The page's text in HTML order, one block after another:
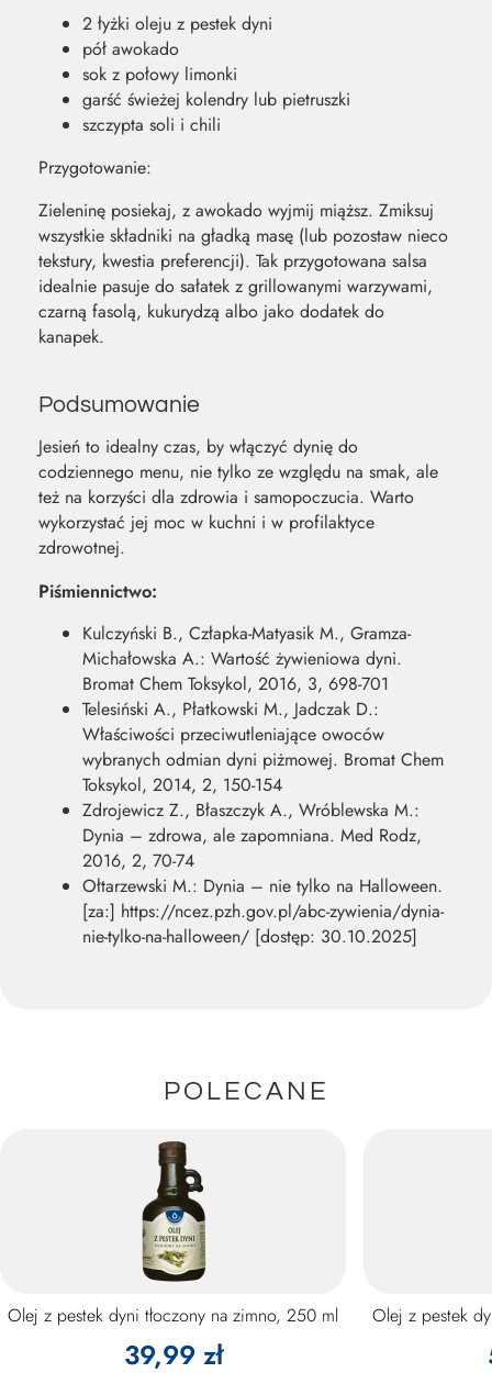
2 łyżki oleju z pestek dyni
pół awokado
sok z połowy limonki
garść świeżej kolendry lub pietruszki
szczypta soli i chili
Przygotowanie:
Zieleninę posiekaj, z awokado wyjmij miąższ. Zmiksuj
wszystkie składniki na gładką masę (lub pozostaw nieco
tekstury, kwestia preferencji). Tak przygotowana salsa
idealnie pasuje do sałatek z grillowanymi warzywami,
czarną fasolą, kukurydzą albo jako dodatek do
kanapek.
Podsumowanie
Jesień to idealny czas, by włączyć dynię do
codziennego menu, nie tylko ze względu na smak, ale
też na korzyści dla zdrowia i samopoczucia. Warto
wykorzystać jej moc w kuchni i w profilaktyce
zdrowotnej.
Piśmiennictwo:
Kulczyński B., Człapka-Matyasik M., Gramza-
Michałowska A.: Wartość żywieniowa dyni.
Bromat Chem Toksykol, 2016, 3, 698-701
Telesiński A., Płatkowski M., Jadczak D.:
Właściwości przeciwutleniające owoców
wybranych odmian dyni piżmowej. Bromat Chem
Toksykol, 2014, 2, 150-154
Zdrojewicz Z., Błaszczyk A., Wróblewska M.:
Dynia – zdrowa, ale zapomniana. Med Rodz,
2016, 2, 70-74
Ołtarzewski M.: Dynia – nie tylko na Halloween.
[za:] https://ncez.pzh.gov.pl/abc-zywienia/dynia-
nie-tylko-na-halloween/ [dostęp: 30.10.2025]
POLECANE
Olej z pestek dyni tłoczony na zimno, 250 ml
39,99 zł
Olej z pestek